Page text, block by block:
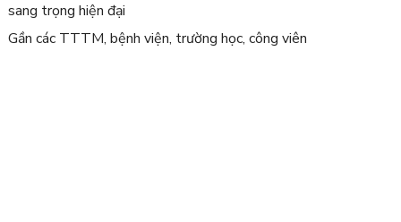
sang trọng hiện đại
Gần các TTTM, bệnh viện, trường học, công viên